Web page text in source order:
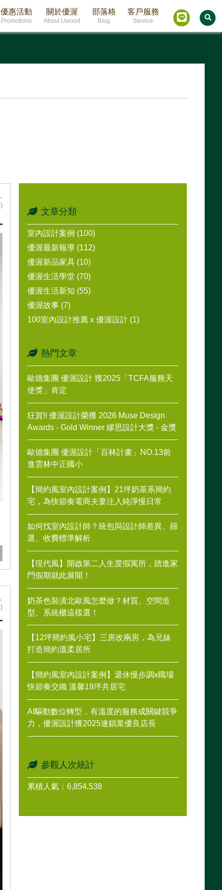
優惠活動
Promotions
關於優渥
About Uwood
部落格
Blog
客戶服務
Service
文章分類
室內設計案例 (100)
優渥最新報導 (112)
優渥新品家具 (10)
優渥生活學堂 (70)
優渥生活新知 (55)
優渥故事 (7)
100室內設計推薦 x 優渥設計 (1)
熱門文章
歐德集團 優渥設計 獲2025「TCFA服務天
使獎」肯定
狂賀!! 優渥設計榮獲 2026 Muse Design
Awards - Gold Winner 繆思設計大獎 - 金獎
歐德集團 優渥設計「百林計畫」NO.13前
進雲林中正國小
【簡約風室內設計案例】21坪奶茶系簡約
宅，為快節奏電商夫妻注入純淨慢日常
如何找室內設計師？統包與設計師差異、篩
選、收費標準解析
【現代風】開啟第二人生度假寓所，踏進家
門假期就此展開！
奶茶色裝潢北歐風怎麼做？材質、空間造
型、系統櫃這樣選！
【12坪簡約風小宅】三房改兩房，為兄妹
打造簡約溫柔居所
【簡約風室內設計案例】退休慢步調x職場
快節奏交織 溫馨19坪共居宅
AI驅動數位轉型，有溫度的服務成關鍵競爭
力，優渥設計獲2025連鎖業優良店長
參觀人次統計
累積人氣：6,854,538